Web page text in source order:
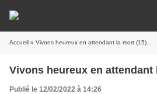
Accueil » Vivons heureux en attendant la mort (15)...
Vivons heureux en attendant
Publié le 12/02/2022 à 14:26